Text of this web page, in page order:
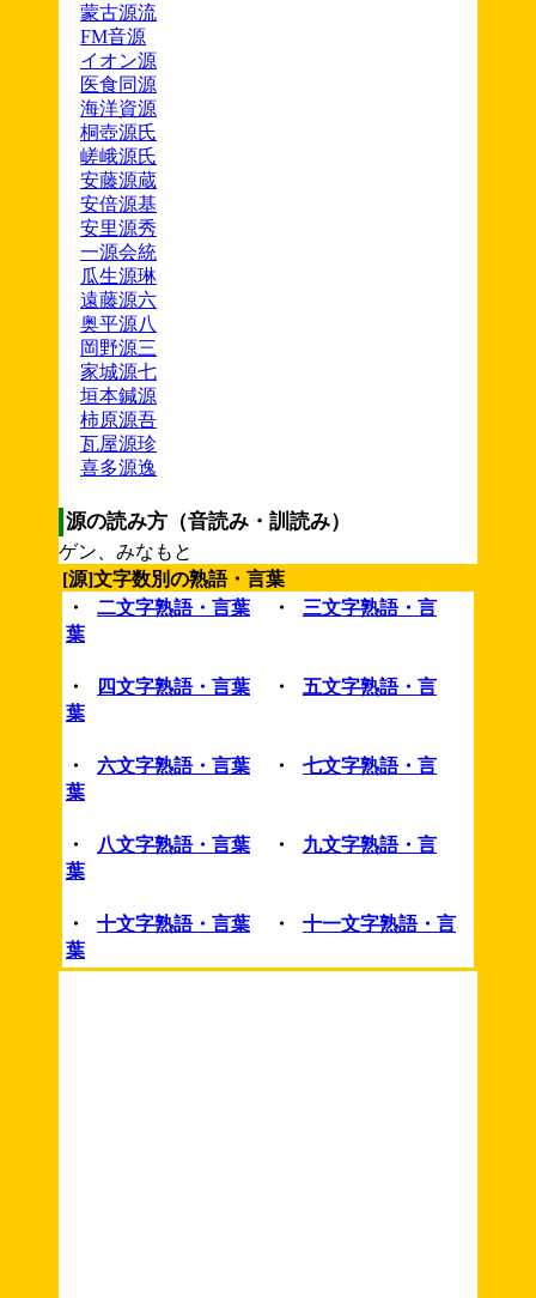
蒙古源流
FM音源
イオン源
医食同源
海洋資源
桐壺源氏
嵯峨源氏
安藤源蔵
安倍源基
安里源秀
一源会統
瓜生源琳
遠藤源六
奥平源八
岡野源三
家城源七
垣本鍼源
柿原源吾
瓦屋源珍
喜多源逸
源の読み方（音読み・訓読み）
ゲン、みなもと
[源]文字数別の熟語・言葉
・
二文字熟語・言葉 ・
三文字熟語・言
葉
・ 四文字熟語・言葉 ・
五文字熟語・言
葉
・ 六文字熟語・言葉 ・
七文字熟語・言
葉
・ 八文字熟語・言葉 ・
九文字熟語・言
葉
・ 十文字熟語・言葉 ・
十一文字熟語・言
葉